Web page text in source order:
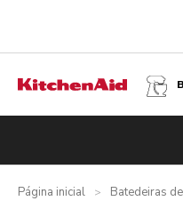
Página inicial > Batedeiras